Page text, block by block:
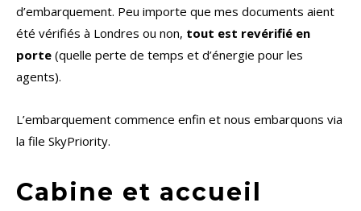
d’embarquement. Peu importe que mes documents aient
été vérifiés à Londres ou non, tout est revérifié en
porte (quelle perte de temps et d’énergie pour les
agents).
L’embarquement commence enfin et nous embarquons via
la file SkyPriority.
Cabine et accueil